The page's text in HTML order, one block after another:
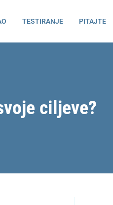
TESTIRANJE PITAJTE
ciljeve?